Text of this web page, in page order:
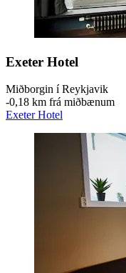
Exeter Hotel
Miðborgin í Reykjavik
‐0,18 km frá miðbænum
Exeter Hotel